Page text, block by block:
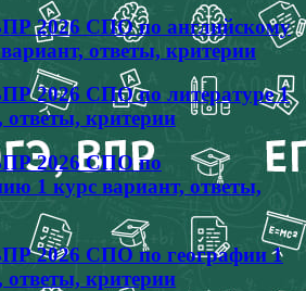
2026 СПО по английскому
ответы, критерии
2026 СПО по литературе 1
ответы, критерии
2026 СПО по
1 курс вариант, ответы,
2026 СПО по географии 1
ответы, критерии